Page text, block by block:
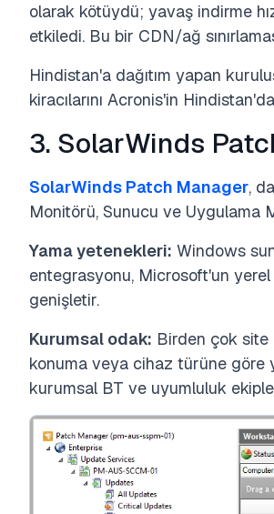
olarak kötüydü; yavaş indirme
etkiledi. Bu bir CDN/ağ
Hindistan'a dağıtım yapan
kiracılarını Acronis'in
3. SolarWinds
SolarWinds Patch Manager,
Monitörü, Sunucu ve Uygulama
Yama yetenekleri: Windows
entegrasyonu, Microsoft'un
genişletir.
Kurumsal odak: Birden çok site
konuma veya cihaz türüne göre
kurumsal BT ve uyumluluk